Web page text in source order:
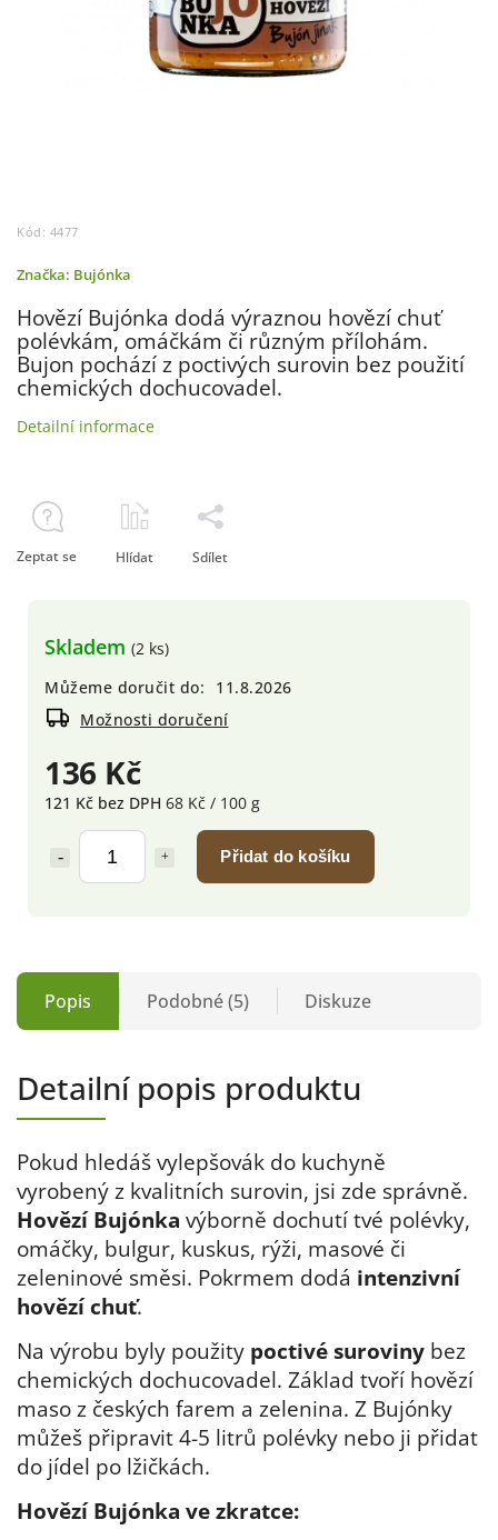
Kód: 4477
Značka: Bujónka
136 Kč
121 Kč bez DPH 68 Kč / 100 g
Přidat do košíku
Skladem (2 ks)
Můžeme doručit do:
11.8.2026
Možnosti doručení
Hovězí Bujónka dodá výraznou hovězí chuť
polévkám, omáčkám či různým přílohám.
Bujon pochází z poctivých surovin bez použití
chemických dochucovadel.
Detailní informace
Zeptat se Hlídat Sdílet
Popis Podobné (5) Diskuze
Detailní popis produktu
Pokud hledáš vylepšovák do kuchyně
vyrobený z kvalitních surovin, jsi zde správně.
Hovězí Bujónka výborně dochutí tvé polévky,
omáčky, bulgur, kuskus, rýži, masové či
zeleninové směsi. Pokrmem dodá intenzivní
hovězí chuť.
Na výrobu byly použity poctivé suroviny bez
chemických dochucovadel. Základ tvoří hovězí
maso z českých farem a zelenina. Z Bujónky
můžeš připravit 4-5 litrů polévky nebo ji přidat
do jídel po lžičkách.
Hovězí Bujónka ve zkratce: